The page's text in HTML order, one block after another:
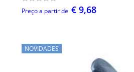
Preço a partir de € 9,68
NOVIDADES